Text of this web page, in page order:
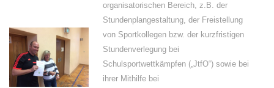
organisatorischen Bereich, z.B. der
Stundenplangestaltung, der Freistellung
von Sportkollegen bzw. der kurzfristigen
Stundenverlegung bei
Schulsportwettkämpfen („JtfO“) sowie bei
ihrer Mithilfe bei